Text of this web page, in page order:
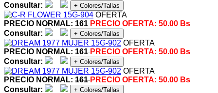
Consultar:
+ Colores/Tallas
OFERTA
PRECIO NORMAL: 161PRECIO OFERTA: 50.00 Bs
Consultar:
+ Colores/Tallas
OFERTA
PRECIO NORMAL: 161PRECIO OFERTA: 50.00 Bs
Consultar:
+ Colores/Tallas
OFERTA
PRECIO NORMAL: 161PRECIO OFERTA: 50.00 Bs
Consultar:
+ Colores/Tallas